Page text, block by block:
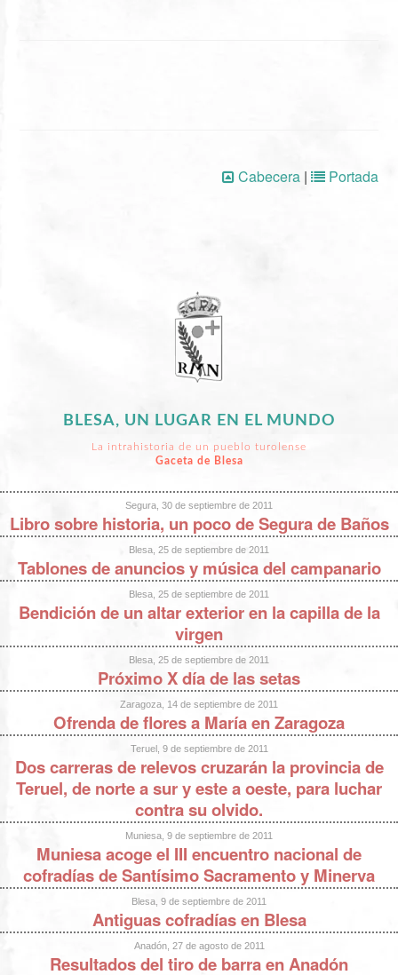
Cabecera| Portada
BLESA, UN LUGAR EN EL MUNDO
La intrahistoria de un pueblo turolense
Gaceta de Blesa
Segura, 30 de septiembre de 2011
Libro sobre historia, un poco de Segura de Baños
Blesa, 25 de septiembre de 2011
Tablones de anuncios y música del campanario
Blesa, 25 de septiembre de 2011
Bendición de un altar exterior en la capilla de la
virgen
Blesa, 25 de septiembre de 2011
Próximo X día de las setas
Zaragoza, 14 de septiembre de 2011
Ofrenda de flores a María en Zaragoza
Teruel, 9 de septiembre de 2011
Dos carreras de relevos cruzarán la provincia de
Teruel, de norte a sur y este a oeste, para luchar
contra su olvido.
Muniesa, 9 de septiembre de 2011
Muniesa acoge el III encuentro nacional de
cofradías de Santísimo Sacramento y Minerva
Blesa, 9 de septiembre de 2011
Antiguas cofradías en Blesa
Anadón, 27 de agosto de 2011
Resultados del tiro de barra en Anadón